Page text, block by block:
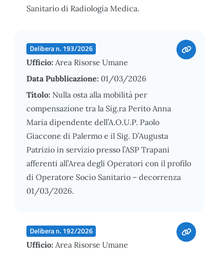
Sanitario di Radiologia Medica.
Delibera n. 193/2026
Ufficio: Area Risorse Umane
Data Pubblicazione: 01/03/2026
Titolo: Nulla osta alla mobilità per
compensazione tra la Sig.ra Perito Anna
Maria dipendente dell’A.O.U.P. Paolo
Giaccone di Palermo e il Sig. D’Augusta
Patrizio in servizio presso l’ASP Trapani
afferenti all’Area degli Operatori con il profilo
di Operatore Socio Sanitario – decorrenza
01/03/2026.
Delibera n. 192/2026
Ufficio: Area Risorse Umane